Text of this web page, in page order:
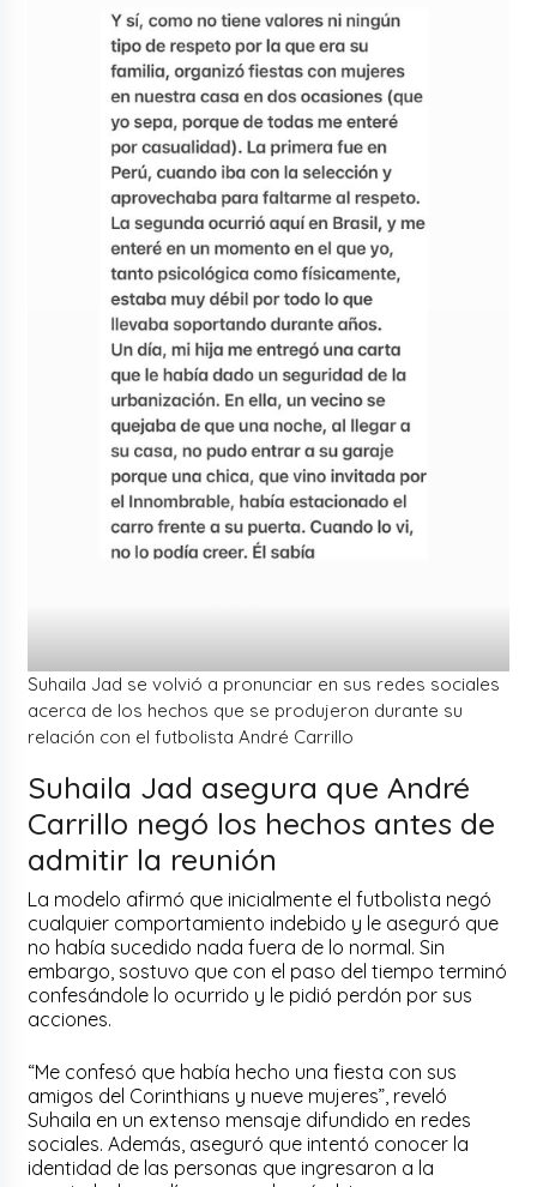
Suhaila Jad se volvió a pronunciar en sus redes sociales
acerca de los hechos que se produjeron durante su
relación con el futbolista André Carrillo
Suhaila Jad asegura que André
Carrillo negó los hechos antes de
admitir la reunión
La modelo afirmó que inicialmente el futbolista negó
cualquier comportamiento indebido y le aseguró que
no había sucedido nada fuera de lo normal. Sin
embargo, sostuvo que con el paso del tiempo terminó
confesándole lo ocurrido y le pidió perdón por sus
acciones.
“Me confesó que había hecho una fiesta con sus
amigos del Corinthians y nueve mujeres”, reveló
Suhaila en un extenso mensaje difundido en redes
sociales. Además, aseguró que intentó conocer la
identidad de las personas que ingresaron a la